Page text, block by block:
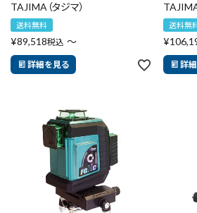
TAJIMA（タジマ）
送料無料
¥89,518税込 〜
詳細を見る
TAJIMA
送料無
¥
詳